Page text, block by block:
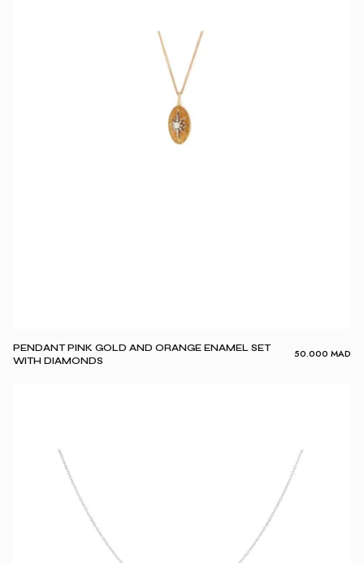
PENDANT PINK GOLD AND ORANGE ENAMEL SET
WITH DIAMONDS
50.000 MAD